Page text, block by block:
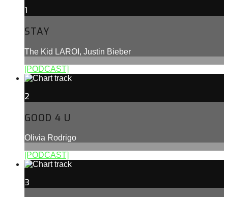
1
STAY
The Kid LAROI, Justin Bieber
[PODCAST]
2
GOOD 4 U
Olivia Rodrigo
[PODCAST]
3